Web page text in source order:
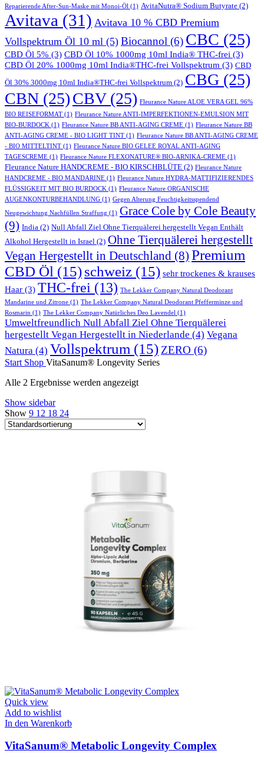
Reparierende After-Sun-Maske mit Monoi-Öl (1) AvitaNutra® Sodium Butyrate (2)
Avitava (31) Avitava 10 % CBD Premium
Vollspektrum Öl 10 ml (5) Biocannol (6) CBC (25)
CBD Öl 5% (3) CBD Öl 10% 1000mg 10ml India® THC-frei (3)
CBD Öl 20% 1000mg 10ml India®THC-frei Vollspektrum (3) CBD
Öl 30% 3000mg 10ml India®THC-frei Vollspektrum (2) CBG (25)
CBN (25)CBV(25) Fleurance Nature ALOE VERA GEL 96%
BIO REISEFORMAT (1) Fleurance Nature ANTI-IMPERFEKTIONEN-EMULSION MIT
BIO-BURDOCK (1) Fleurance Nature BB ANTI-AGING CREME (1) Fleurance Nature BB
ANTI-AGING CREME - BIO LIGHT TINT (1) Fleurance Nature BB ANTI-AGING CREME
- BIO MITTELTINT (1) Fleurance Nature BIO GELEE ROYAL ANTI-AGING
TAGESCREME (1) Fleurance Nature FLEXONATURE® BIO-ARNIKA-CREME (1)
Fleurance Nature HANDCREME - BIO KIRSCHBLÜTE (2) Fleurance Nature
HANDCREME - BIO MANDARINE (1) Fleurance Nature HYDRA-MATTIFIZIERENDES
FLÜSSIGKEIT MIT BIO BURDOCK (1) Fleurance Nature ORGANISCHE
AUGENKONTURBEHANDLUNG (1) Gegen Alterung Feuchtigkeitsspendend
Neugewichtung Nachfüllen Straffung (1) Grace Cole by Cole Beauty
(9) India (2) Null Abfall Ziel Ohne Tierquälerei hergestellt Vegan Enthält
Alkohol Hergestellt in Israel (2) Ohne Tierquälerei hergestellt
Vegan Hergestellt in Deutschland (8) Premium
CBD Öl (15)schweiz (15) sehr trockenes & krauses
Haar (3) THC-frei (13) The Lekker Company Natural Deodorant
Mandarine und Zitrone (1) The Lekker Company Natural Deodorant Pfefferminze und
Rosmarin (1) The Lekker Company Natürliches Deo Lavendel (1)
Umweltfreundlich Null Abfall Ziel Ohne Tierquälerei
hergestellt Vegan Hergestellt in Niederlande (4) Vegana
Natura (4) Vollspektrum (15) ZERO (6)
Start Shop VitaSanum® Longevity Series
Alle 2 Ergebnisse werden angezeigt
Show sidebar
Show 9 12 18 24
Quick view
Add to wishlist
In den Warenkorb
VitaSanum® Metabolic Longevity Complex